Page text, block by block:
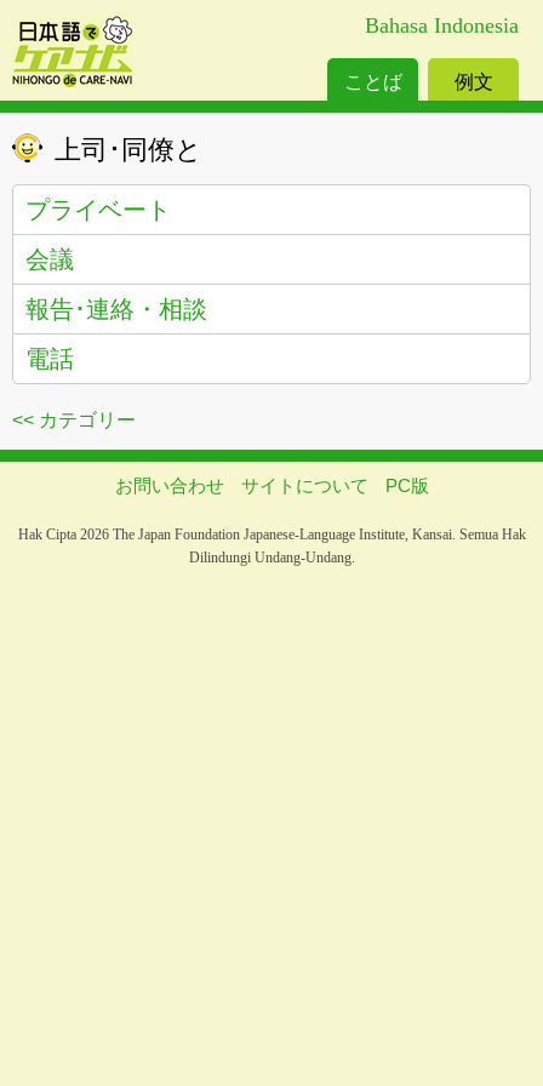
Bahasa Indonesia
ことば 例文
上司･同僚と
プライベート
会議
報告･連絡・相談
電話
<< カテゴリー
お問い合わせ サイトについて PC版
Hak Cipta 2026 The Japan Foundation Japanese-Language Institute, Kansai. Semua Hak
Dilindungi Undang-Undang.